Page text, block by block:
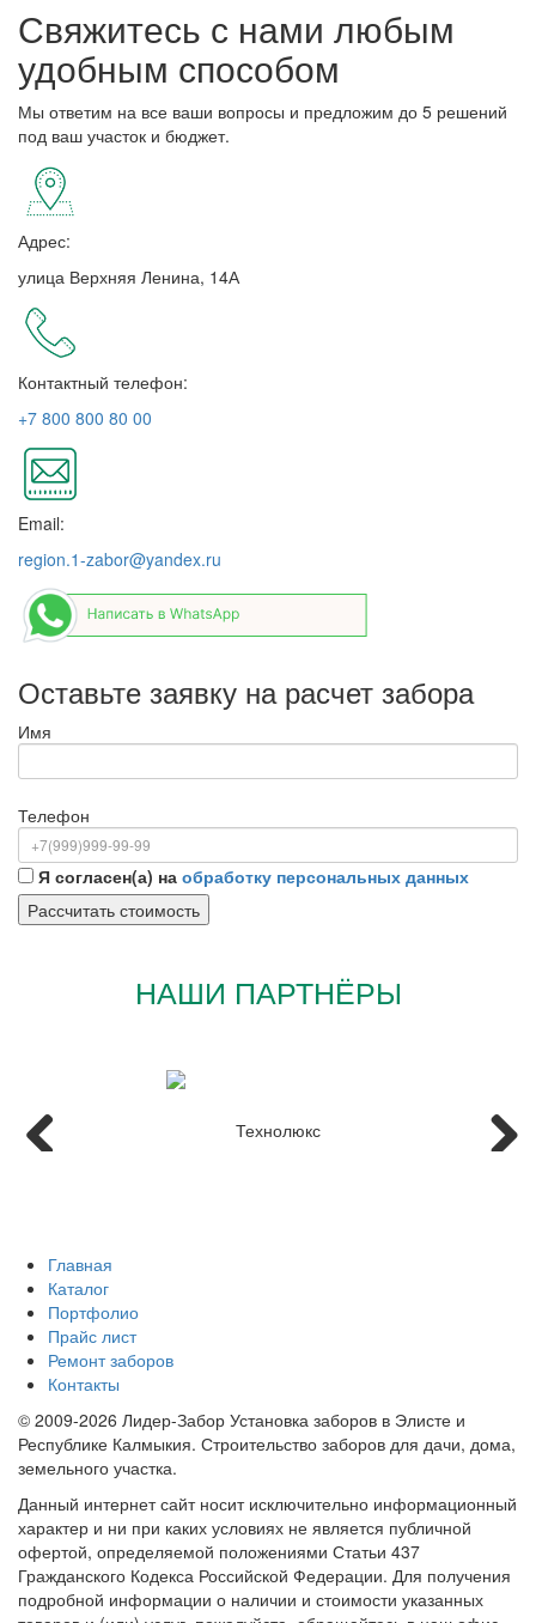
Свяжитесь с нами любым
удобным способом
Мы ответим на все ваши вопросы и предложим до 5 решений
под ваш участок и бюджет.
Адрес:
улица Верхняя Ленина, 14А
Контактный телефон:
+7 800 800 80 00
Email:
region.1-zabor@yandex.ru
Оставьте заявку на расчет забора
Имя
Телефон
Я согласен(а) на обработку персональных данных
НАШИ ПАРТНЁРЫ
Главная
Каталог
Портфолио
Прайс лист
Ремонт заборов
Контакты
© 2009-2026 Лидер-Забор Установка заборов в Элисте и
Республике Калмыкия. Строительство заборов для дачи, дома,
земельного участка.
Данный интернет сайт носит исключительно информационный
характер и ни при каких условиях не является публичной
офертой, определяемой положениями Статьи 437
Гражданского Кодекса Российской Федерации. Для получения
подробной информации о наличии и стоимости указанных